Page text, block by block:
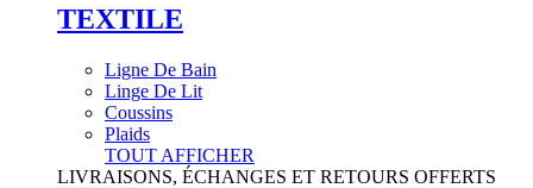
TEXTILE
Ligne De Bain
Linge De Lit
Coussins
Plaids
TOUT AFFICHER
LIVRAISONS, ÉCHANGES ET RETOURS OFFERTS